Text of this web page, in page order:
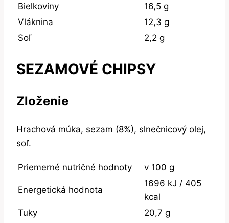
Bielkoviny
16,5 g
Vláknina
12,3 g
Soľ
2,2 g
SEZAMOVÉ CHIPSY
Zloženie
Hrachová múka, sezam (8%), slnečnicový olej,
soľ.
Priemerné nutričné hodnoty v 100 g
Energetická hodnota
1696 kJ / 405
kcal
Tuky
20,7 g